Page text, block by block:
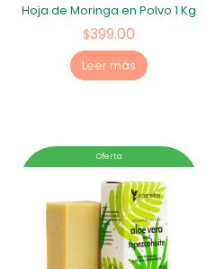
Hoja de Moringa en Polvo 1 Kg
$399.00
Leer más
Oferta